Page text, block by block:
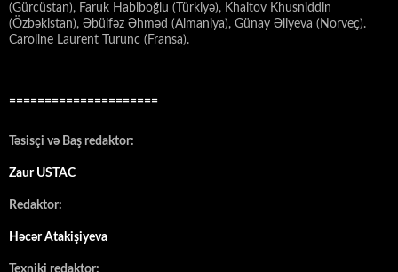
(Gürcüstan), Faruk Habiboğlu (Türkiyə), Khaitov Khusniddin
(Özbəkistan), Əbülfəz Əhməd (Almaniya), Günay Əliyeva (Norveç).
Caroline Laurent Turunc (Fransa).
=====================
Təsisçi və Baş redaktor:
Zaur USTAC
Redaktor:
Həcər Atakişiyeva
Texniki redaktor: